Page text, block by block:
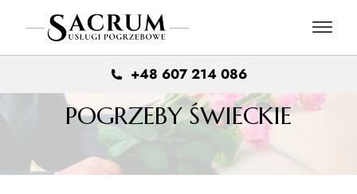
+48 607 214 086
POGRZEBY ŚWIECKIE